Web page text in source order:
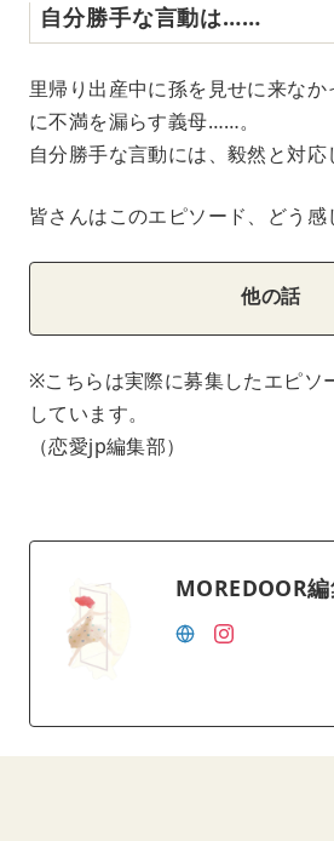
自分勝手な言動は……
里帰り出産中に孫を見せに来な
に不満を漏らす義母……。
自分勝手な言動には、毅然と対応
皆さんはこのエピソード、どう感
他の話
※こちらは実際に募集したエピソ
しています。
（恋愛jp編集部）
MOREDOOR